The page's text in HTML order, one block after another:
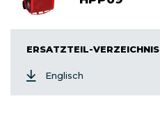
ERSATZTEIL-VERZEICHNIS
Englisch